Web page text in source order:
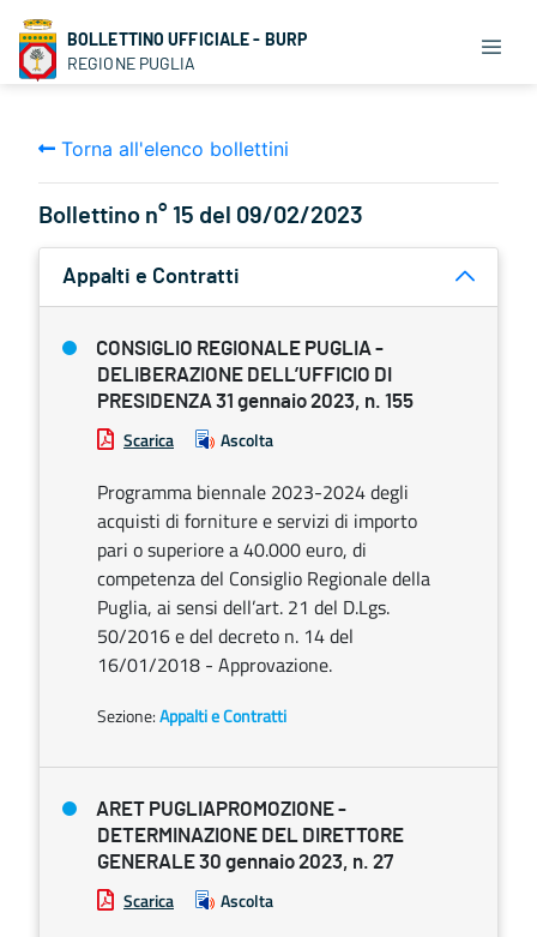
BOLLETTINO UFFICIALE - BURP
REGIONE PUGLIA
Torna all'elenco bollettini
Bollettino n° 15 del 09/02/2023
Appalti e Contratti
CONSIGLIO REGIONALE PUGLIA -
DELIBERAZIONE DELL’UFFICIO DI
PRESIDENZA 31 gennaio 2023, n. 155
Scarica Ascolta
Programma biennale 2023-2024 degli
acquisti di forniture e servizi di importo
pari o superiore a 40.000 euro, di
competenza del Consiglio Regionale della
Puglia, ai sensi dell’art. 21 del D.Lgs.
50/2016 e del decreto n. 14 del
16/01/2018 - Approvazione.
Sezione:Appalti e Contratti
ARET PUGLIAPROMOZIONE -
DETERMINAZIONE DEL DIRETTORE
GENERALE 30 gennaio 2023, n. 27
Scarica Ascolta